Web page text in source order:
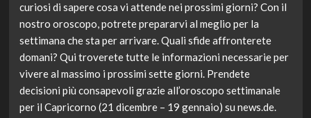
curiosi di sapere cosa vi attende nei prossimi giorni? Con il
nostro oroscopo, potrete prepararvi al meglio per la
settimana che sta per arrivare. Quali sfide affronterete
domani? Qui troverete tutte le informazioni necessarie per
vivere al massimo i prossimi sette giorni. Prendete
decisioni più consapevoli grazie all’oroscopo settimanale
per il Capricorno (21 dicembre – 19 gennaio) su news.de.